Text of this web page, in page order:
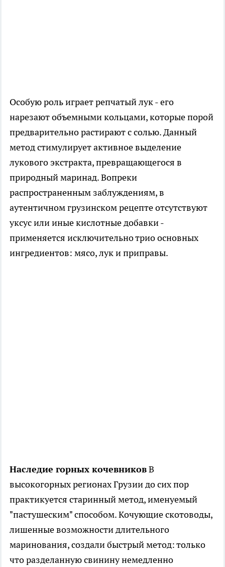
Особую роль играет репчатый лук - его
нарезают объемными кольцами, которые порой
предварительно растирают с солью. Данный
метод стимулирует активное выделение
лукового экстракта, превращающегося в
природный маринад. Вопреки
распространенным заблуждениям, в
аутентичном грузинском рецепте отсутствуют
уксус или иные кислотные добавки -
применяется исключительно трио основных
ингредиентов: мясо, лук и приправы.
Наследие горных кочевниковВ
высокогорных регионах Грузии до сих пор
практикуется старинный метод, именуемый
"пастушеским" способом. Кочующие скотоводы,
лишенные возможности длительного
маринования, создали быстрый метод: только
что разделанную свинину немедленно